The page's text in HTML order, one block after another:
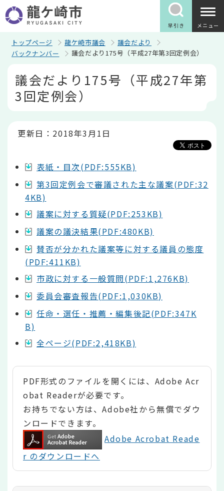
の
ペ
早引き メニュー
トップページ 龍ケ崎市議会
議会だより
バックナンバー
議会だより175号（平成27年第3回定例会）
議会だより175号（平成27年第
3回定例会）
更新日：2018年3月1日
表紙・目次(PDF:555KB)
第3回定例会で審議された主な議案(PDF:32
4KB)
議案に対する質疑(PDF:253KB)
議案の議決結果(PDF:480KB)
賛否が分かれた議案等に対する議員の態度
(PDF:411KB)
市政に対する一般質問(PDF:1,276KB)
委員会審査報告(PDF:1,030KB)
任命・選任・推薦・編集後記(PDF:347K
B)
全ページ(PDF:2,418KB)
PDF形式のファイルを開くには、Adobe Acr
obat Readerが必要です。
お持ちでない方は、Adobe社から無償でダウ
ンロードできます。
Adobe Acrobat Reade
r のダウンロードへ